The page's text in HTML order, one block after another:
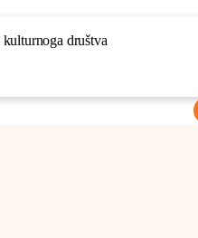
društva